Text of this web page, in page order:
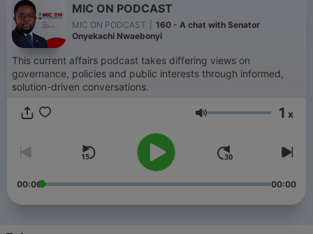
MIC ON PODCAST
MIC ON PODCAST
160 - A chat with Senator
Onyekachi Nwaebonyi
This current affairs podcast takes differing views on
governance, policies and public interests through informed,
solution-driven conversations.
Lautstärke 1 x
00:00 00:00